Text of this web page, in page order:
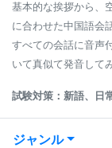
基本的な挨拶から、
に合わせた中国語会
すべての会話に音声
いて真似て発音して
試験対策：新語、日
ジャンル